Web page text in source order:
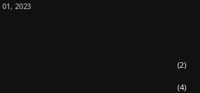
01, 2023
(2)
(4)